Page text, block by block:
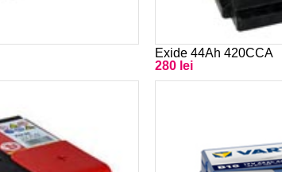
Exide 44Ah 420CCA
280 lei